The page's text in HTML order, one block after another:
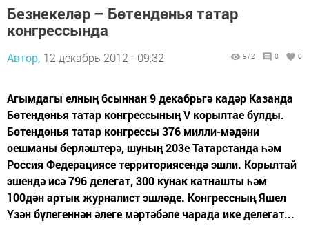
Безнекеләр – Бөтендөнья татар
конгрессында
Автор, 12 декабрь 2012 - 09:32 972 0 0
Агымдагы елның 6сыннан 9 декабрьгә кадәр Казанда
Бөтендөнья татар конгрессының V корылтае булды.
Бөтендөнья татар конгрессы 376 милли-мәдәни
оешманы берләштерә, шуның 203е Татарстанда һәм
Россия Федерациясе территориясендә эшли. Корылтай
эшендә исә 796 делегат, 300 кунак катнашты һәм
100дән артык журналист эшләде. Конгрессның Яшел
Үзән бүлегеннән әлеге мәртәбәле чарада ике делегат...